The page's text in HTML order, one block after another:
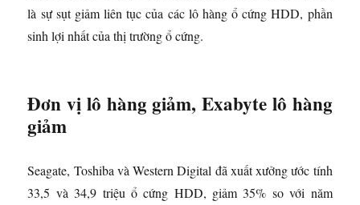
là sự sụt giảm liên tục của các lô hàng ổ cứng HDD, phần
sinh lợi nhất của thị trường ổ cứng.
Đơn vị lô hàng giảm, Exabyte lô hàng
giảm
Seagate, Toshiba và Western Digital đã xuất xưởng ước tính
33,5 và 34,9 triệu ổ cứng HDD, giảm 35% so với năm